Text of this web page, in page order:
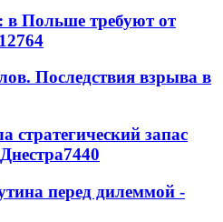
в Польше требуют от
12764
Последствия взрыва в
стратегический запас
7440
перед дилеммой -